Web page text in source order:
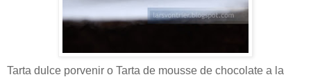
Tarta dulce porvenir o Tarta de mousse de chocolate a la